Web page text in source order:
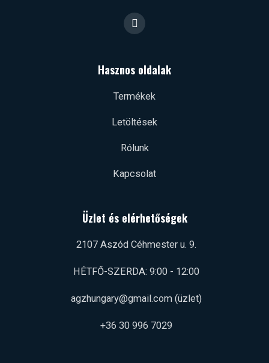
F
a
o
k
Hasznos oldalak
Termékek
Letöltések
Rólunk
Kapcsolat
Üzlet és elérhetőségek
2107 Aszód Céhmester u. 9.
HÉTFŐ-SZERDA: 9:00 - 12:00
agzhungary@gmail.com (üzlet)
+36 30 996 7029